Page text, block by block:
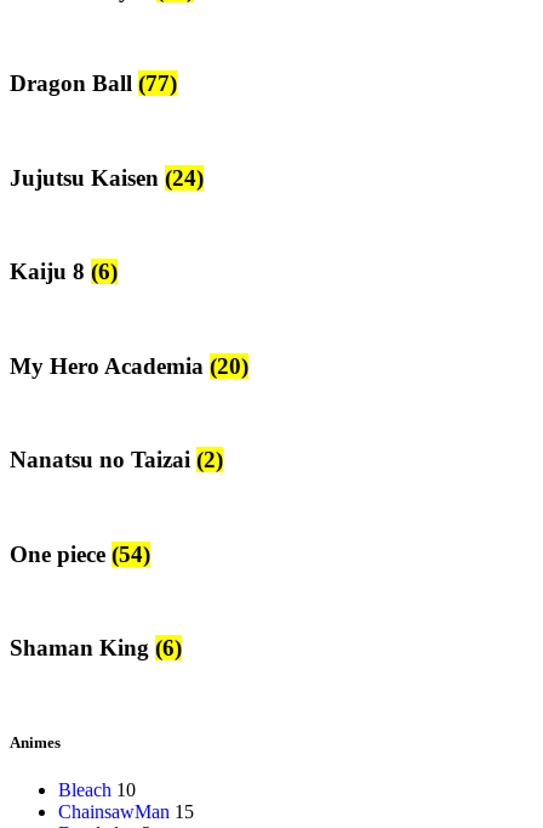
Dragon Ball (77)
Jujutsu Kaisen (24)
Kaiju 8 (6)
My Hero Academia (20)
Nanatsu no Taizai (2)
One piece (54)
Shaman King (6)
Animes
Bleach 10
ChainsawMan 15